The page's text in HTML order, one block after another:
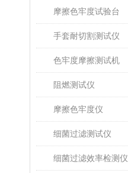
摩擦色牢度试验台
手套耐切割测试仪
色牢度摩擦测试机
阻燃测试仪
摩擦色牢度仪
细菌过滤测试仪
细菌过滤效率检测仪